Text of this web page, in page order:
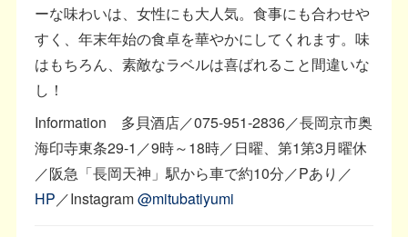
ーな味わいは、女性にも大人気。食事にも合わせや
すく、年末年始の食卓を華やかにしてくれます。味
はもちろん、素敵なラベルは喜ばれること間違いな
し！
Information 多貝酒店／075-951-2836／長岡京市奥
海印寺東条29-1／9時～18時／日曜、第1第3月曜休
／阪急「長岡天神」駅から車で約10分／Pあり／
HP／Instagram@mitubatiyumi